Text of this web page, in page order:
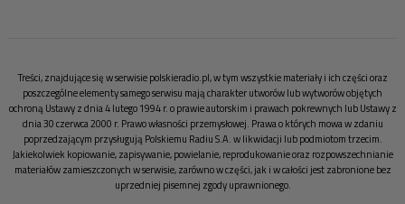
Treści, znajdujące się w serwisie polskieradio.pl, w tym wszystkie materiały i ich części oraz
poszczególne elementy samego serwisu mają charakter utworów lub wytworów objętych
ochroną Ustawy z dnia 4 lutego 1994 r. o prawie autorskim i prawach pokrewnych lub Ustawy z
dnia 30 czerwca 2000 r. Prawo własności przemysłowej. Prawa o których mowa w zdaniu
poprzedzającym przysługują Polskiemu Radiu S.A. w likwidacji lub podmiotom trzecim.
Jakiekolwiek kopiowanie, zapisywanie, powielanie, reprodukowanie oraz rozpowszechnianie
materiałów zamieszczonych w serwisie, zarówno w części, jak i w całości jest zabronione bez
uprzedniej pisemnej zgody uprawnionego.